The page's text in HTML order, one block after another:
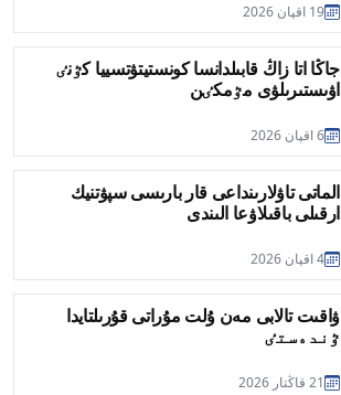
19 اقپان 2026
جاڭا اتا زاڭ قابىلدانسا كونستيتۋتسييا كٷنٸ
اۋىستىرىلۋى مٷمكٸن
6 اقپان 2026
الماتى تاۋلارىنداعى قار بارىسى سپۋتنيك
ارقىلى باقىلاۋعا الىندى
4 اقپان 2026
ۋاقىت تالابى مەن ۇلت مۇراتى قۇرىلتايدا
ٷندەستٸ
21 قاڭتار 2026